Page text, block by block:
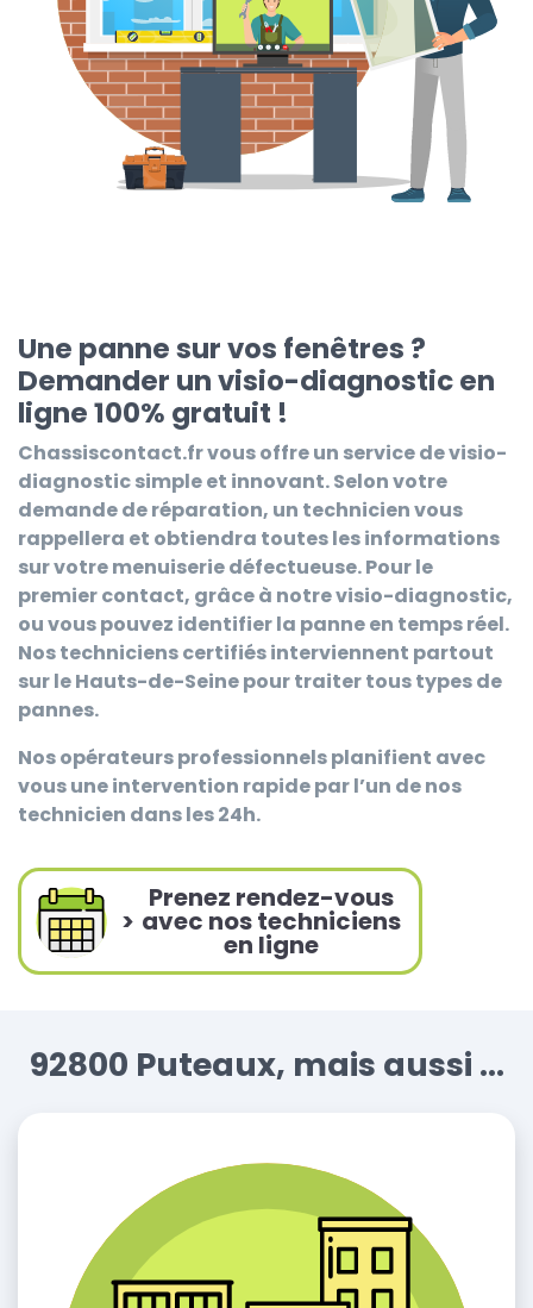
Une panne sur vos fenêtres ?
Demander un visio-diagnostic en
ligne 100% gratuit !
Chassiscontact.frvous offre un service de visio-
diagnostic simple et innovant. Selon votre
demande de réparation, un technicien vous
rappellera et obtiendra toutes les informations
sur votre menuiserie défectueuse. Pour le
premier contact, grâce à notre visio-diagnostic,
ou vous pouvez identifier la panne en temps réel.
Nos techniciens certifiés interviennent partout
sur le Hauts-de-Seine pour traiter tous types de
pannes.
Nos opérateurs professionnels planifient avec
vous une intervention rapide par l’un de nos
technicien dans les 24h.
>
Prenez rendez-vous
avec nos techniciens
en ligne
92800 Puteaux, mais aussi ...